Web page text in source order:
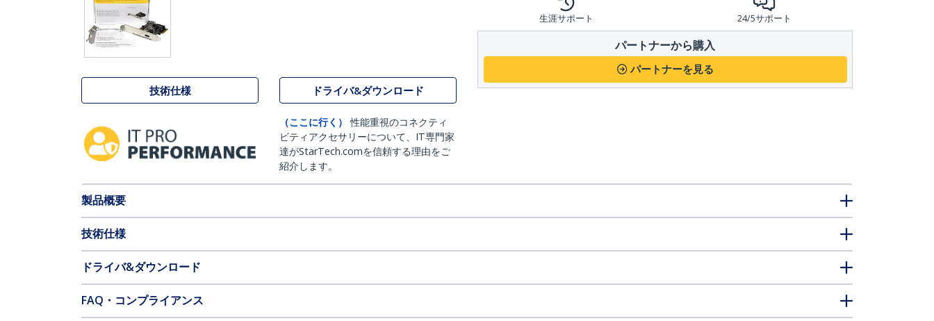
技術仕様 ドライバ&ダウンロード
（ここに行く）
性能重視のコネクティ
ビティアクセサリーについて、IT専門家
達がStarTech.comを信頼する理由をご
紹介します。
生涯サポート 24/5サポート
パートナーから購入
パートナーを見る
製品概要
技術仕様
ドライバ&ダウンロード
FAQ・コンプライアンス